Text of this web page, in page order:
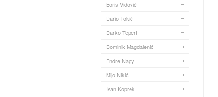
Boris Vidović
Dario Tokić
Darko Tepert
Dominik Magdalenić
Endre Nagy
Mijo Nikić
Ivan Koprek